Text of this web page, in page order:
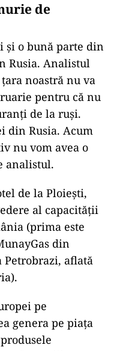
de
o bună parte din
Rusia. Analistul
noastră nu va
pentru că nu
de la ruși.
din Rusia. Acum
nu vom avea o
analistul.
de la Ploiești,
al capacității
(prima este
din
Petrobrazi, aflată
pe
genera pe piața